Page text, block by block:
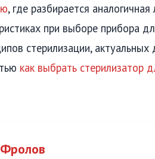
, где разбирается
при выборе прибора
стерилизации,
как выбрать стерилизатор